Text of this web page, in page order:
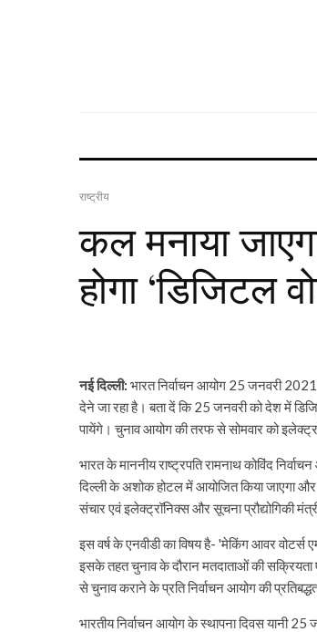
राष्ट्रीय
कल मनाया
होगा ‘डिजिटल
नई दिल्ली: भारत निर्वाचन आयोग 25 जनवरी 2021
देने जा रहा है। बता दें कि 25 जनवरी को देश में
पायेंगे। चुनाव आयोग की तरफ से सोमवार को
भारत के माननीय राष्ट्रपति रामनाथ कोविंद
दिल्ली के अशोक होटल में आयोजित किया जाएगा और
संचार एवं इलेक्ट्रॉनिक्स और सूचना प्रौद्योगिकी
इस वर्ष के एनवीडी का विषय है- 'मेकिंग आवर वोटर्स
इसके तहत चुनाव के दौरान मतदाताओं की सक्रियता
से चुनाव कराने के प्रति निर्वाचन आयोग की
भारतीय निर्वाचन आयोग के स्थापना दिवस यानी